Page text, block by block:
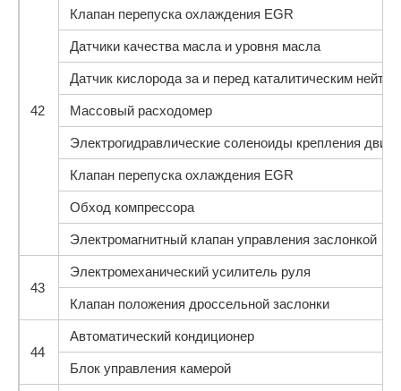
42
Клапан перепуска охлаждения EGR
Датчики качества масла и уровня масла
Датчик кислорода за и перед каталитическим
Массовый расходомер
Электрогидравлические соленоиды крепления
Клапан перепуска охлаждения EGR
Обход компрессора
Электромагнитный клапан управления заслонкой
43
Электромеханический усилитель руля
Клапан положения дроссельной заслонки
44
Автоматический кондиционер
Блок управления камерой